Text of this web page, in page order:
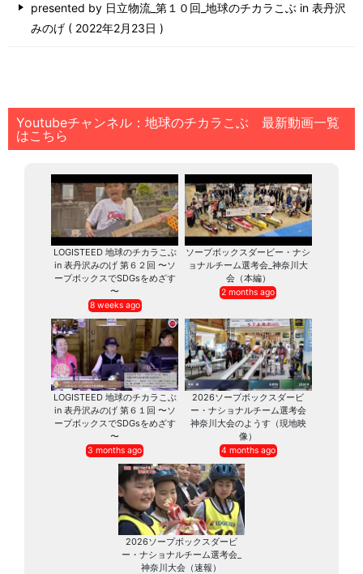
presented by 日立物流_第１０回_地球のチカラこぶ in 表丹沢
みのげ
2022年2月23日
Youtubeチャンネル：地球のチカラこぶ 最新動画一覧
はこちら
LOGISTEED 地球のチカラこぶ
in 表丹沢みのげ 第６２回 〜ソ
ープボックスでSDGsをめざす
〜
8 weeks ago
ソープボックスダービー・ナシ
ョナルチーム選考会_神奈川大
会（本編）
2 months ago
LOGISTEED 地球のチカラこぶ
in 表丹沢みのげ 第６１回 〜ソ
ープボックスでSDGsをめざす
〜
3 months ago
2026ソープボックスダービ
ー・ナショナルチーム選考会
神奈川大会のようす（現地映
像）
4 months ago
2026ソープボックスダービ
ー・ナショナルチーム選考会_
神奈川大会（速報）